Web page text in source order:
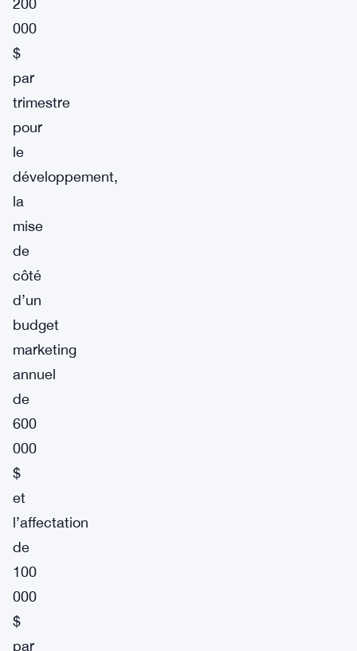
200
000
$
par
trimestre
pour
le
développement,
la
mise
de
côté
d’un
budget
marketing
annuel
de
600
000
$
et
l’affectation
de
100
000
$
par